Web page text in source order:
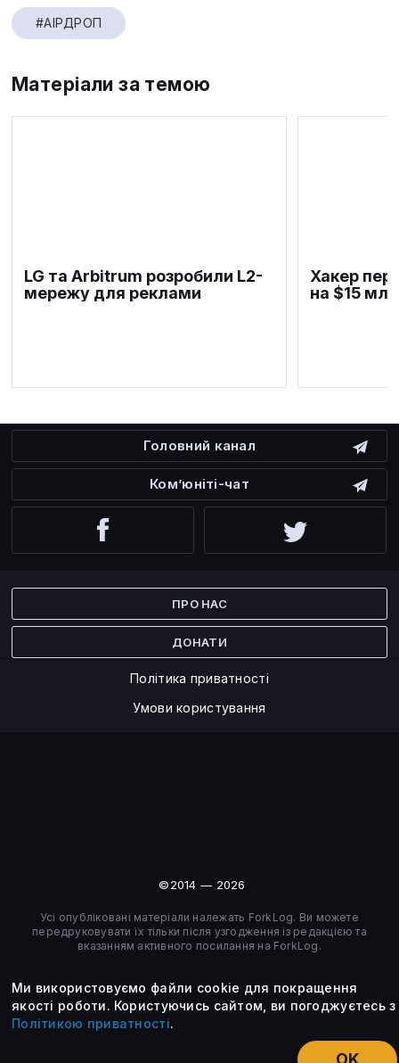
#АІРДРОП
Матеріали за темою
LG та Arbitrum розробили L2-
мережу для реклами
Хакер
на $15 млн
Головний канал
Ком’юніті-чат
ПРО НАС
ДОНАТИ
Політика приватності
Умови користування
©2014 — 2026
Усі опубліковані матеріали належать ForkLog. Ви можете
передруковувати їх тільки після узгодження із редакцією та
вказанням активного посилання на ForkLog.
Ми використовуємо файли cookie для покращення
якості роботи. Користуючись сайтом, ви погоджуєтесь з
Політикою приватності.
OK